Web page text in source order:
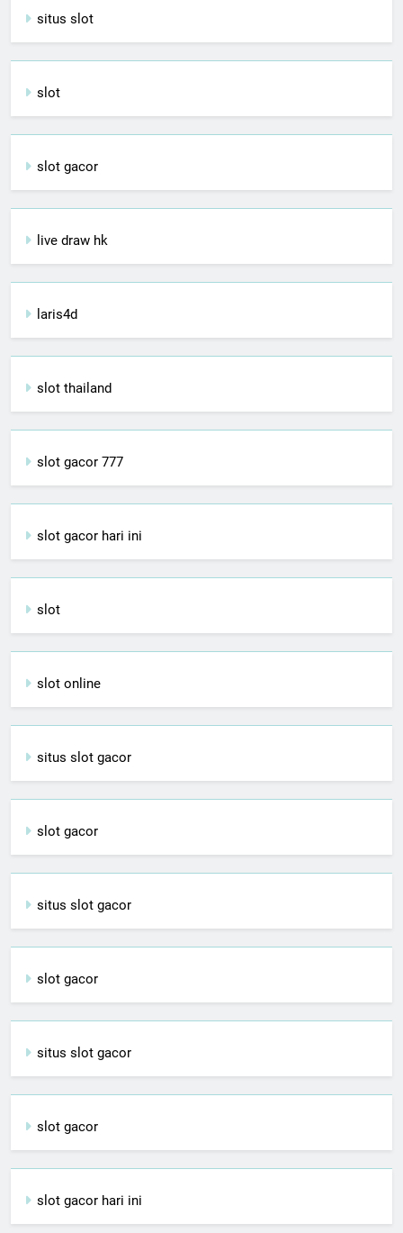
situs slot
slot
slot gacor
live draw hk
laris4d
slot thailand
slot gacor 777
slot gacor hari ini
slot
slot online
situs slot gacor
slot gacor
situs slot gacor
slot gacor
situs slot gacor
slot gacor
slot gacor hari ini